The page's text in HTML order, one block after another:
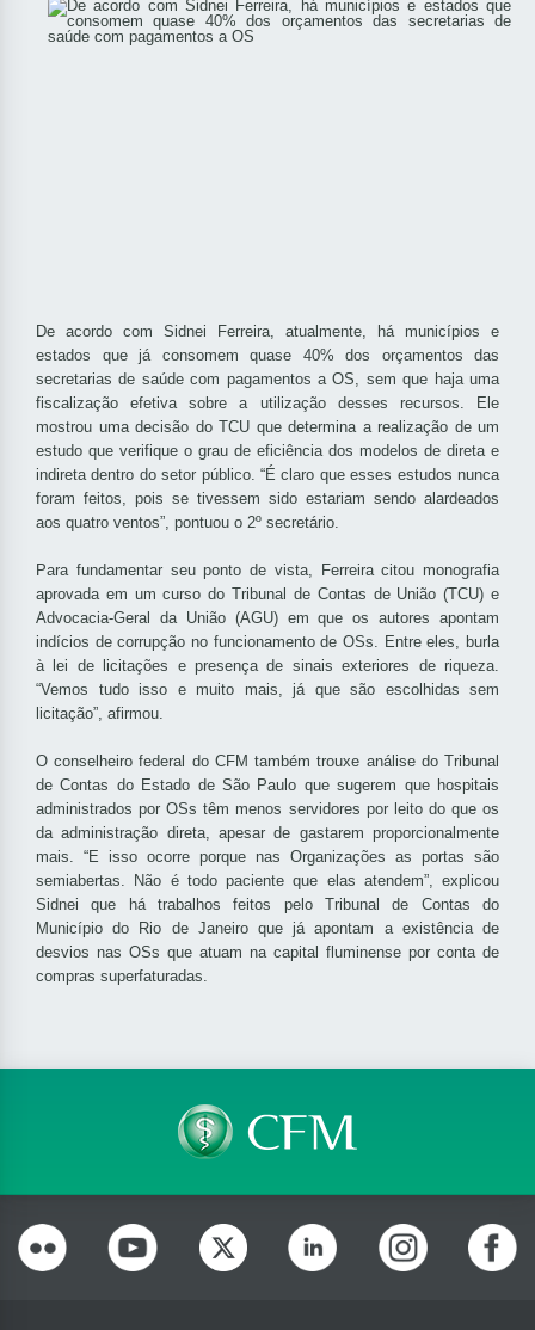
De acordo com Sidnei Ferreira, atualmente, há municípios e
estados que já consomem quase 40% dos orçamentos das
secretarias de saúde com pagamentos a OS, sem que haja uma
fiscalização efetiva sobre a utilização desses recursos. Ele
mostrou uma decisão do TCU que determina a realização de um
estudo que verifique o grau de eficiência dos modelos de direta e
indireta dentro do setor público. “É claro que esses estudos nunca
foram feitos, pois se tivessem sido estariam sendo alardeados
aos quatro ventos”, pontuou o 2º secretário.
Para fundamentar seu ponto de vista, Ferreira citou monografia
aprovada em um curso do Tribunal de Contas de União (TCU) e
Advocacia-Geral da União (AGU) em que os autores apontam
indícios de corrupção no funcionamento de OSs. Entre eles, burla
à lei de licitações e presença de sinais exteriores de riqueza.
“Vemos tudo isso e muito mais, já que são escolhidas sem
licitação”, afirmou.
O conselheiro federal do CFM também trouxe análise do Tribunal
de Contas do Estado de São Paulo que sugerem que hospitais
administrados por OSs têm menos servidores por leito do que os
da administração direta, apesar de gastarem proporcionalmente
mais. “E isso ocorre porque nas Organizações as portas são
semiabertas. Não é todo paciente que elas atendem”, explicou
Sidnei que há trabalhos feitos pelo Tribunal de Contas do
Município do Rio de Janeiro que já apontam a existência de
desvios nas OSs que atuam na capital fluminense por conta de
compras superfaturadas.